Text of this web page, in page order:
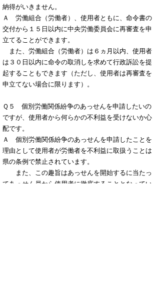
納得がいきません。
Ａ 労働組合（労働者）、使用者ともに、命令書の
交付から１５日以内に中央労働委員会に再審査を申
立てることができます。
また、労働組合（労働者）は６ヵ月以内、使用者
は３０日以内に命令の取消しを求めて行政訴訟を提
起することもできます（ただし、使用者は再審査を
申立てない場合に限ります）。
Ｑ５ 個別労働関係紛争のあっせんを申請したいの
ですが、使用者から何らかの不利益を受けないか心
配です。
Ａ 個別労働関係紛争のあっせんを申請したことを
理由として使用者が労働者を不利益に取扱うことは
県の条例で禁止されています。
また、この趣旨はあっせんを開始するに当たっ
てあっせん員から使用者に徹底することとなってい